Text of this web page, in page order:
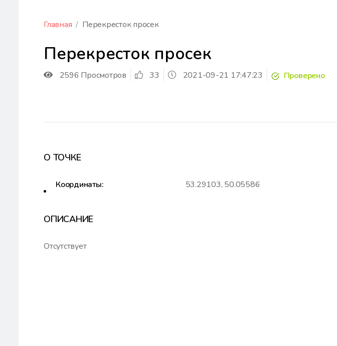
Главная Перекресток просек
Перекресток просек
2596 Просмотров 33 2021-09-21 17:47:23 Проверено
О ТОЧКЕ
Координаты: 53.29103, 50.05586
ОПИСАНИЕ
Отсутствует